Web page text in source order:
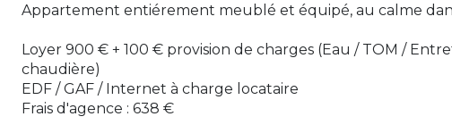
Appartement entiérement meublé et équipé, au calme
Loyer 900 € + 100 € provision de charges (Eau / TOM /
chaudière)
EDF / GAF / Internet à charge locataire
Frais d'agence : 638 €